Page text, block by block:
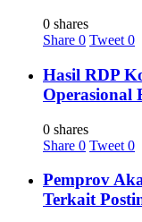
0 shares
Share 0 Tweet 0
Hasil RDP
Operasional
0 shares
Share 0 Tweet 0
Pemprov
Terkait